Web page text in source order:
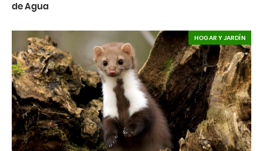
de Agua
HOGAR Y JARDÍN